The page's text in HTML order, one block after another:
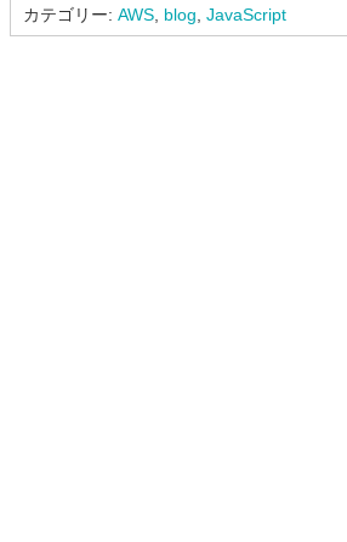
カテゴリー: AWS blog JavaScript